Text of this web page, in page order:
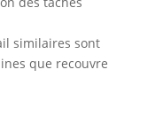
similaires sont
que recouvre